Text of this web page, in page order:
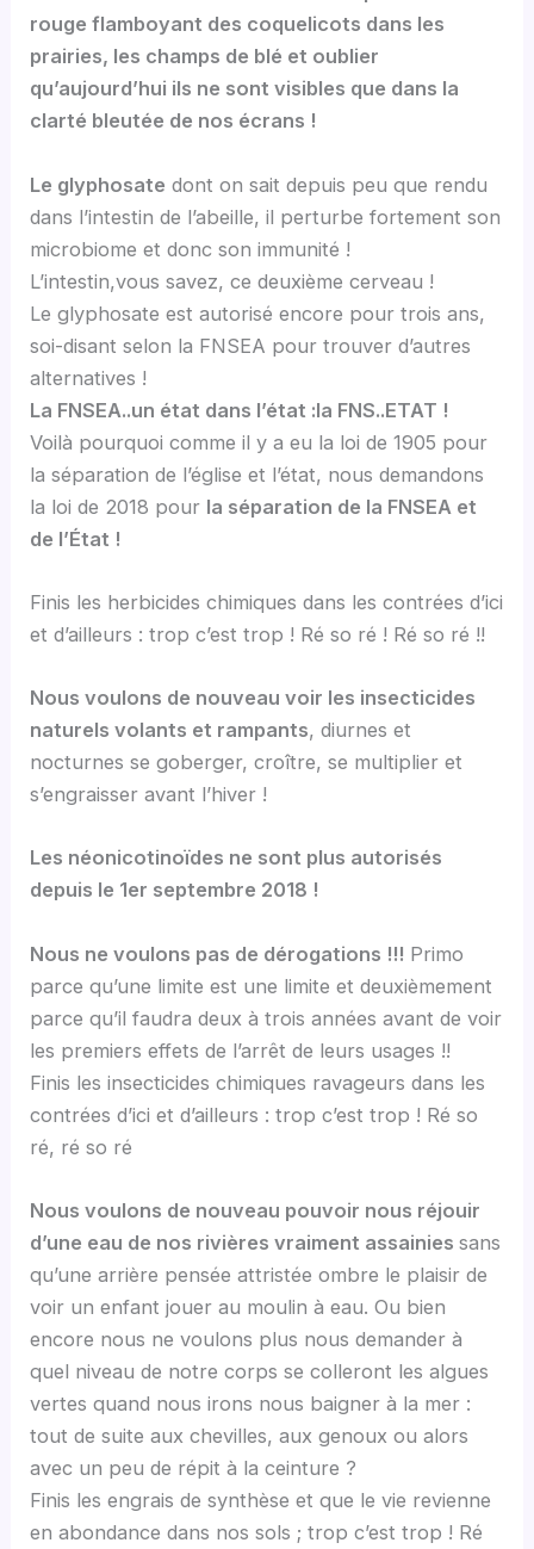
rouge flamboyant des coquelicots dans les
prairies, les champs de blé et oublier
qu’aujourd’hui ils ne sont visibles que dans la
clarté bleutée de nos écrans !
Le glyphosate dont on sait depuis peu que rendu
dans l’intestin de l’abeille, il perturbe fortement son
microbiome et donc son immunité !
L’intestin,vous savez, ce deuxième cerveau !
Le glyphosate est autorisé encore pour trois ans,
soi-disant selon la FNSEA pour trouver d’autres
alternatives !
La FNSEA..un état dans l’état :la FNS..ETAT !
Voilà pourquoi comme il y a eu la loi de 1905 pour
la séparation de l’église et l’état, nous demandons
la loi de 2018 pour la séparation de la FNSEA et
de l’État !
Finis les herbicides chimiques dans les contrées d’ici
et d’ailleurs : trop c’est trop ! Ré so ré ! Ré so ré !!
Nous voulons de nouveau voir les insecticides
naturels volants et rampants, diurnes et
nocturnes se goberger, croître, se multiplier et
s’engraisser avant l’hiver !
Les néonicotinoïdes ne sont plus autorisés
depuis le 1er septembre 2018 !
Nous ne voulons pas de dérogations !!! Primo
parce qu’une limite est une limite et deuxièmement
parce qu’il faudra deux à trois années avant de voir
les premiers effets de l’arrêt de leurs usages !!
Finis les insecticides chimiques ravageurs dans les
contrées d’ici et d’ailleurs : trop c’est trop ! Ré so
ré, ré so ré
Nous voulons de nouveau pouvoir nous réjouir
d’une eau de nos rivières vraiment assainiessans
qu’une arrière pensée attristée ombre le plaisir de
voir un enfant jouer au moulin à eau. Ou bien
encore nous ne voulons plus nous demander à
quel niveau de notre corps se colleront les algues
vertes quand nous irons nous baigner à la mer :
tout de suite aux chevilles, aux genoux ou alors
avec un peu de répit à la ceinture ?
Finis les engrais de synthèse et que le vie revienne
en abondance dans nos sols ; trop c’est trop ! Ré